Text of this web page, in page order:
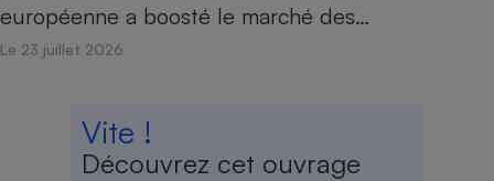
européenne a boosté le marché des…
Le 23 juillet 2026
Vite !
Découvrez cet ouvrage